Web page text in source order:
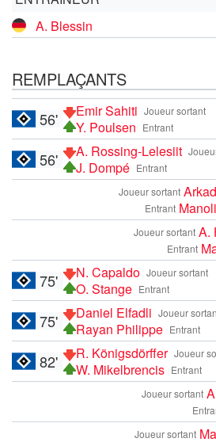
A. Blessin
REMPLAÇANTS
Joueur sortant
Emir Sahiti
Entrant
Y. Poulsen
56'
A. Rossing-Lelesiit
Entrant
J. Dompé
56'
Joueur sortant
Entrant
Joueur sortant A.
Entrant
Joueur sortant
N. Capaldo
Entrant
O. Stange
75'
Joueur
Daniel Elfadli
Entrant
Rayan Philippe
75'
Joueur
R. Königsdörffer
Entrant
W. Mikelbrencis
82'
Joueur sortant
Joueur sortant